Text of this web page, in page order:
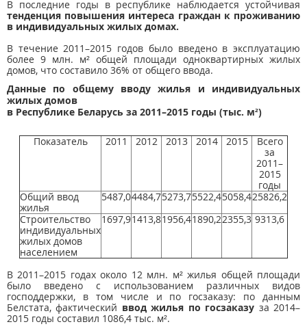
В последние годы в республике наблюдается устойчивая
тенденция повышения интереса граждан к проживанию
в индивидуальных жилых домах.
В течение 2011–2015 годов было введено в эксплуатацию
более 9 млн. м² общей площади одноквартирных жилых
домов, что составило 36% от общего ввода.
Данные по общему вводу жилья и индивидуальных
жилых домов
в Республике Беларусь за 2011–2015 годы (тыс. м²)
Показатель 2011 2012 2013 2014 2015
Всего
за
2011–
2015
годы
Общий ввод
жилья
5487,04484,75273,75522,45058,425826,2
Строительство
индивидуальных
жилых домов
населением
1697,91413,81956,41890,22355,3 9313,6
В 2011–2015 годах около 12 млн. м² жилья общей площади
было введено с использованием различных видов
господдержки, в том числе и по госзаказу: по данным
Белстата, фактический ввод жилья по госзаказу за 2014–
2015 годы составил 1086,4 тыс. м².